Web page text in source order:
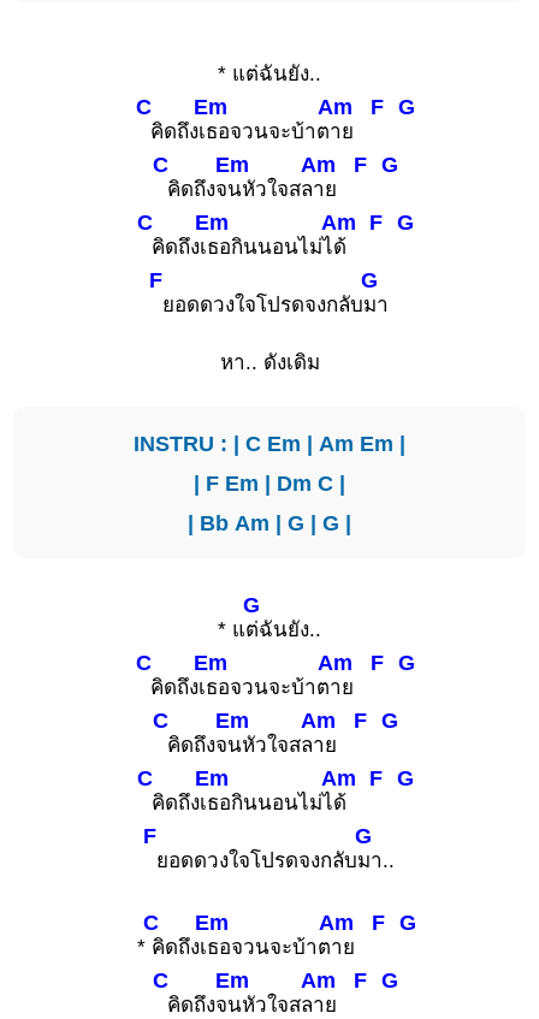
* แต่ฉันยัง..
C
คิดถึงเ
Em
ธอจวนจะบ้าต
Am
าย
F G
C
คิดถึงจ
Em
นหัวใจสล
Am
าย
F G
C
คิดถึงเ
Em
ธอกินนอนไม่ไ
Am
ด้
F G
F
ยอดดวงใจโปรดจงกลับ
G
มา
หา.. ดังเดิม
INSTRU : | C Em | Am Em |
| F Em | Dm C |
| Bb Am | G | G |
* แ
G
ต่ฉันยัง..
C
คิดถึงเ
Em
ธอจวนจะบ้าต
Am
าย
F G
C
คิดถึงจ
Em
นหัวใจสล
Am
าย
F G
C
คิดถึงเ
Em
ธอกินนอนไม่ไ
Am
ด้
F G
F
ยอดดวงใจโปรดจงกลับ
G
มา..
*
C
คิดถึงเ
Em
ธอจวนจะบ้าต
Am
าย
F G
C
คิดถึงจ
Em
นหัวใจสล
Am
าย
F G